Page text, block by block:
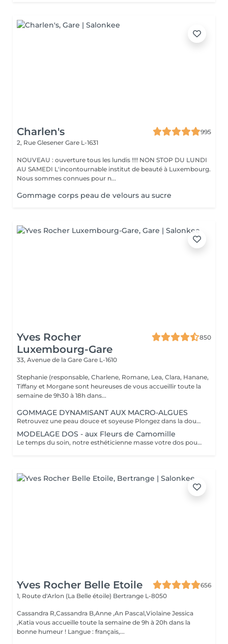
Charlen's
995
2, Rue Glesener Gare L-1631
NOUVEAU : ouverture tous les lundis !!!! NON STOP DU LUNDI
AU SAMEDI L'incontournable institut de beauté à Luxembourg.
Nous sommes connues pour n...
Gommage corps peau de velours au sucre
Yves Rocher
Luxembourg-Gare
850
33, Avenue de la Gare Gare L-1610
Stephanie (responsable, Charlene, Romane, Lea, Clara, Hanane,
Tiffany et Morgane sont heureuses de vous accueillir toute la
semaine de 9h30 à 18h dans...
GOMMAGE DYNAMISANT AUX MACRO-ALGUES
Retrouvez une peau douce et soyeuse Plongez dans la douceur tropicale dIndonésie à travers les notes épicées des huiles essentielles de Girofle et de Muscade. Ce gommage aux effluves chauds et naturels vous transporte tout en exfoliant délicatement votre peau : elle est douce, lumineuse et satinée.
MODELAGE DOS - aux Fleurs de Camomille
Le temps du soin, notre esthéticienne masse votre dos pour un confort sans précédent.
Yves Rocher Belle Etoile
656
1, Route d'Arlon (La Belle étoile) Bertrange L-8050
Cassandra R,Cassandra B,Anne ,An Pascal,Violaine Jessica
,Katia vous accueille toute la semaine de 9h à 20h dans la
bonne humeur ! Langue : français,...